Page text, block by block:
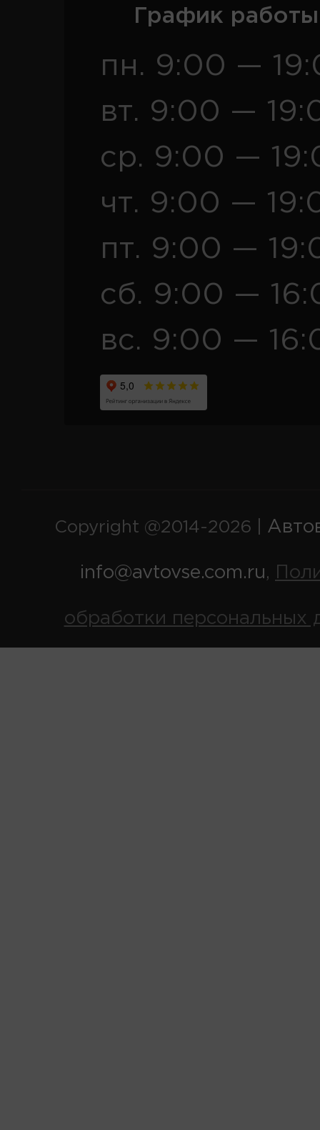
График
пн. 9:00 —
вт. 9:00 —
ср. 9:00 —
чт. 9:00 —
пт. 9:00 —
сб. 9:00 —
вс. 9:00 —
Copyright @2014-2026 |
info@avtovse.com.ru,
обработки персональных